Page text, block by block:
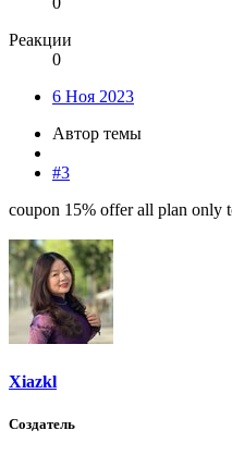
Реакции
0
6 Ноя 2023
Автор темы
#3
coupon 15% offer all plan only
Xiazkl
Создатель